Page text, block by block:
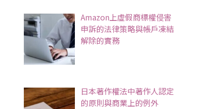
Amazon上虛假商標權侵害
申訴的法律策略與帳戶凍結
解除的實務
日本著作權法中著作人認定
的原則與商業上的例外